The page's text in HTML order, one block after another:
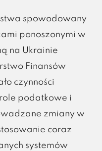
spowodowany
ponoszonymi w
na Ukrainie
Finansów
czynności
podatkowe i
zmiany w
coraz
systemów